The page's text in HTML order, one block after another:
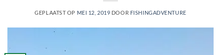
GEPLAATST OP MEI 12, 2019 DOOR FISHINGADVENTURE